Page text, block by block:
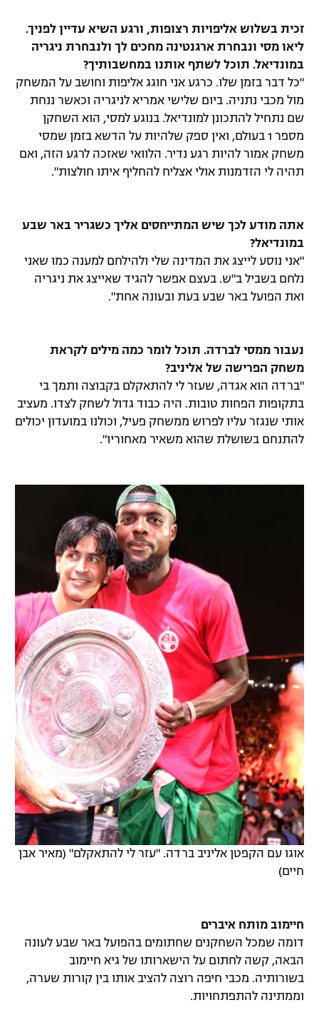
זכית בשלוש אליפויות רצופות, ורגע השיא עדיין לפניך.
ליאו מסי ונבחרת ארגנטינה מחכים לך ולנבחרת ניגריה
במונדיאל. תוכל לשתף אותנו במחשבותיך?
"כל דבר בזמן שלו. כרגע אני חוגג אליפות וחושב על המשחק
מול מכבי נתניה. ביום שלישי אמריא לניגריה וכאשר ננחת
שם נתחיל להתכונן למונדיאל. בנוגע למסי, הוא השחקן
מספר 1 בעולם, ואין ספק שלהיות על הדשא בזמן שמסי
משחק אמור להיות רגע נדיר. הלוואי שאזכה לרגע הזה, ואם
תהיה לי הזדמנות אולי אצליח להחליף איתו חולצות".
אתה מודע לכך שיש המתייחסים אליך כשגריר באר שבע
במונדיאל?
"אני נוסע לייצג את המדינה שלי ולהילחם למענה כמו שאני
נלחם בשביל ב"ש. בעצם אפשר להגיד שאייצג את ניגריה
ואת הפועל באר שבע בעת ובעונה אחת".
נעבור ממסי לברדה. תוכל לומר כמה מילים לקראת
משחק הפרישה של אליניב?
"ברדה הוא אגדה, שעזר לי להתאקלם בקבוצה ותמך בי
בתקופות הפחות טובות. היה כבוד גדול לשחק לצדו. מעציב
אותי שנגזר עליו לפרוש ממשחק פעיל, וכולנו במועדון יכולים
להתנחם בשושלת שהוא משאיר מאחוריו".
אוגו עם הקפטן אליניב ברדה. "עזר לי להתאקלם" (מאיר אבן
חיים)
חיימוב מותח איברים
דומה שמכל השחקנים שחתומים בהפועל באר שבע לעונה
הבאה, קשה לחתום על הישארותו של גיא חיימוב
בשורותיה. מכבי חיפה רוצה להציב אותו בין קורות שערה,
וממתינה להתפתחויות.